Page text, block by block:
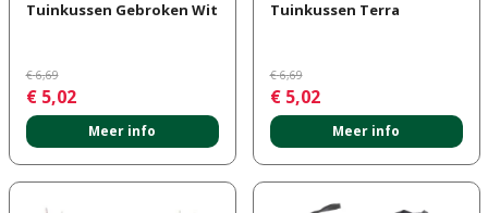
Tuinkussen Gebroken Wit
€ 6,69
€ 5,02
Meer info
Tuinkussen Terra
€ 6,69
€ 5,02
Meer info